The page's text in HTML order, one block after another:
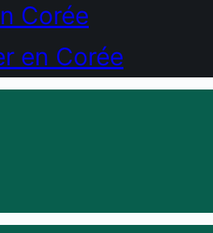
Corée
en Corée